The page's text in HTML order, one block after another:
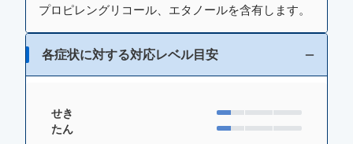
プロピレングリコール、エタノールを含有します。
各症状に対する対応レベル目安
せき
たん